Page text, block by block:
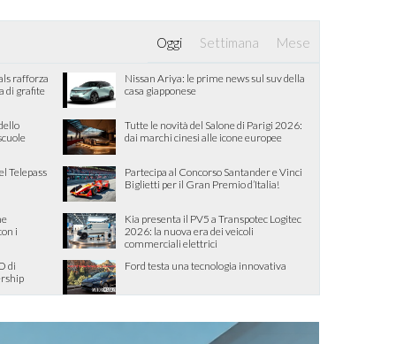
Oggi Settimana Mese
rafforza
di grafite
Nissan Ariya: le prime news sul suv della
casa giapponese
Tutte le novità del Salone di Parigi 2026:
dai marchi cinesi alle icone europee
Telepass
Partecipa al Concorso Santander e Vinci
Biglietti per il Gran Premio d’Italia!
i
Kia presenta il PV5 a Transpotec Logitec
2026: la nuova era dei veicoli
commerciali elettrici
di
Ford testa una tecnologia innovativa